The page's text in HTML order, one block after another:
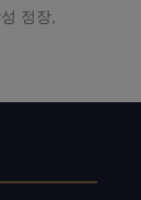
정장,